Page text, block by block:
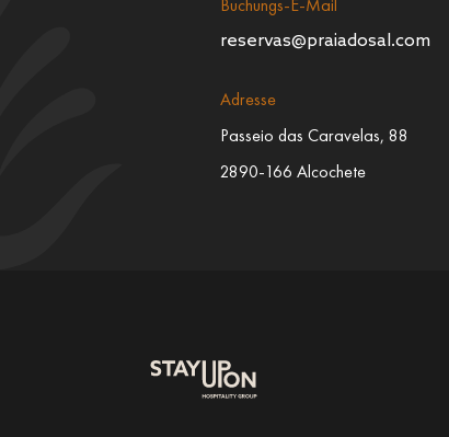
Buchungs-E-Mail
reservas@praiadosal.com
Adresse
Passeio das Caravelas, 88
2890-166 Alcochete